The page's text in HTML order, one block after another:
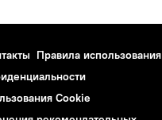
Правила использования
Cookie